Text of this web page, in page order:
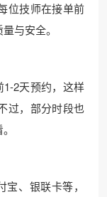
位技师在接单前
与安全。
2天预约，这样
过，部分时段也
、银联卡等，